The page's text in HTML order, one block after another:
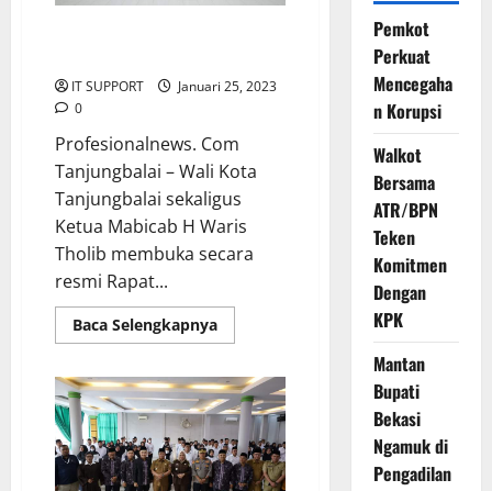
IT SUPPORT
Januari 25, 2023
0
Profesionalnews. Com
Tanjungbalai – Wali Kota
Tanjungbalai sekaligus
Ketua Mabicab H Waris
Tholib membuka secara
resmi Rapat...
Baca Selengkapnya
Pemkot
Perkuat
Mencegaha
n Korupsi
Walkot
Bersama
ATR/BPN
Teken
Komitmen
Dengan
KPK
Mantan
Bupati
Bekasi
Ngamuk di
Pengadilan